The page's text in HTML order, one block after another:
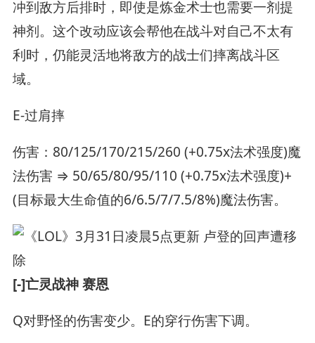
冲到敌方后排时，即使是炼金术士也需要一剂提
神剂。这个改动应该会帮他在战斗对自己不太有
利时，仍能灵活地将敌方的战士们摔离战斗区
域。
E-过肩摔
伤害：80/125/170/215/260 (+0.75x法术强度)魔
法伤害 ⇒ 50/65/80/95/110 (+0.75x法术强度)+
(目标最大生命值的6/6.5/7/7.5/8%)魔法伤害。
[-]亡灵战神 赛恩
Q对野怪的伤害变少。E的穿行伤害下调。